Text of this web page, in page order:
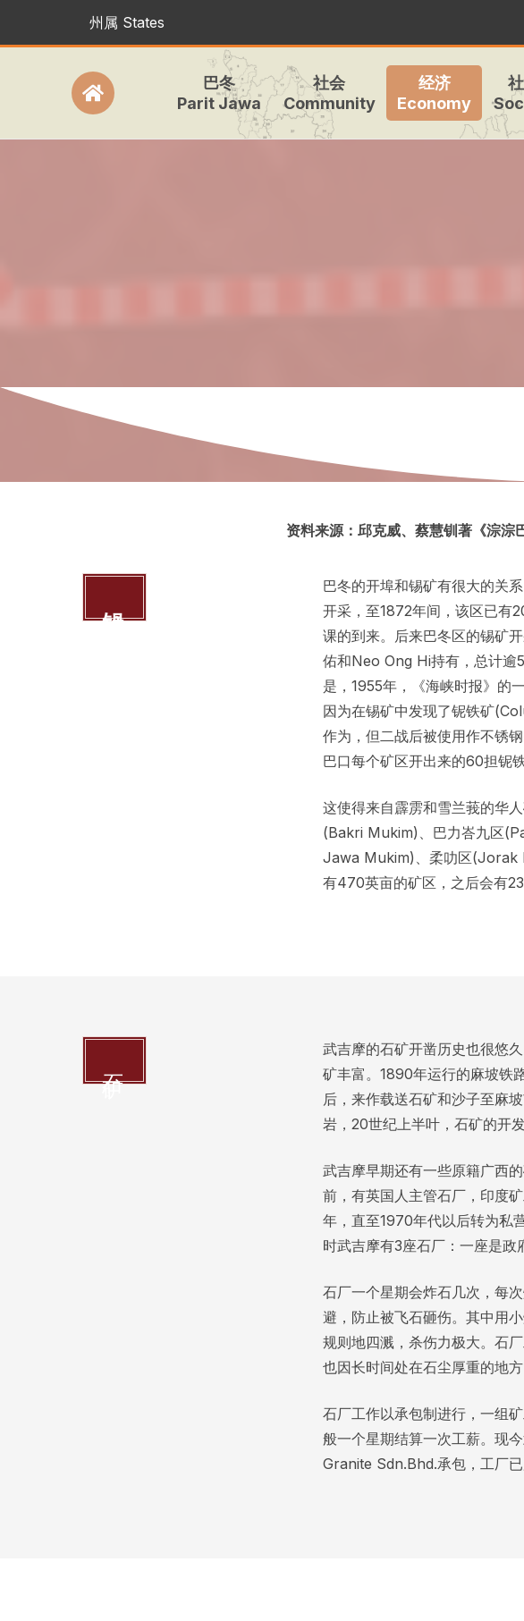
州属 States
Icon
巴冬
Parit Jawa
社会
Community
经济
Economy
资料来源：邱克威、蔡慧钏著《淙
巴冬的开埠和锡矿有很大的关
开采，至1872年间，该区已有
课的到来。后来巴冬区的锡矿
佑和Neo Ong Hi持有，总计逾
是，1955年，《海峡时报》的
因为在锡矿中发现了铌铁矿
作为，但二战后被使用作不锈
巴口每个矿区开出来的60担铌
这使得来自霹雳和雪兰莪的华
(Bakri Mukim)、巴力峇九区
Jawa Mukim)、柔叻区(Jorak
有470英亩的矿区，之后会有
武吉摩的石矿开凿历史也很悠
矿丰富。1890年运行的麻坡铁
后，来作载送石矿和沙子至麻
岩，20世纪上半叶，石矿的开
武吉摩早期还有一些原籍广西
前，有英国人主管石厂，印度
年，直至1970年代以后转为私
时武吉摩有3座石厂：一座是政
石厂一个星期会炸石几次，每
避，防止被飞石砸伤。其中用
规则地四溅，杀伤力极大。石
也因长时间处在石尘厚重的地
石厂工作以承包制进行，一组
般一个星期结算一次工薪。现
Granite Sdn.Bhd.承包，工厂已